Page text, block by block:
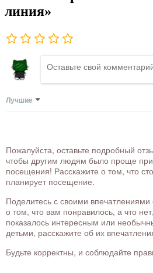
линия»
Лучшие
Пожалуйста, оставьте подробный
чтобы другим людям было проще
посещения! Расскажите о том, что
планирует посещение.
Поделитесь с своими
о том, что вам понравилось, а что
показалось интересным или
детьми, расскажите об их
Будьте корректны, и соблюдайте